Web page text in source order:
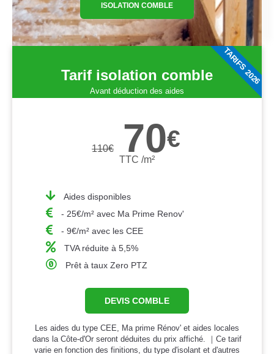
ISOLATION COMBLE
Tarif isolation comble
Avant déduction des aides
110€ 70€
TTC /m²
Aides disponibles
- 25€/m² avec Ma Prime Renov'
- 9€/m² avec les CEE
TVA réduite à 5,5%
Prêt à taux Zero PTZ
DEVIS COMBLE
Les aides du type CEE, Ma prime Rénov' et aides locales
dans la Côte-d'Or seront déduites du prix affiché. ｜Ce tarif
varie en fonction des finitions, du type d'isolant et d'autres
TARIFS 2026